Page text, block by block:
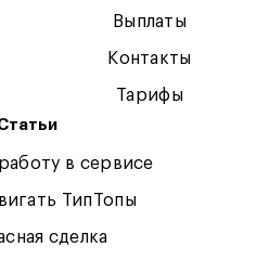
Выплаты
Контакты
Тарифы
в сервисе
ТипТопы
сделка